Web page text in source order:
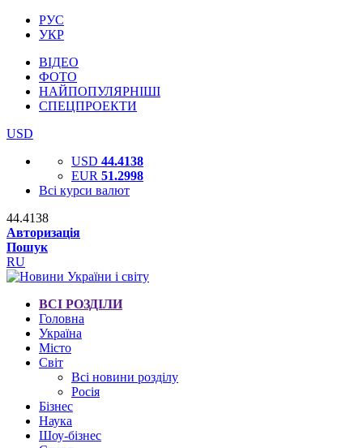
РУС
УКР
ВІДЕО
ФОТО
НАЙПОПУЛЯРНІШІ
СПЕЦПРОЕКТИ
USD
USD 44.4138
EUR 51.2998
Всі курси валют
44.4138
Авторизація
Пошук
RU
ВСІ РОЗДІЛИ
Головна
Україна
Місто
Світ
Всі новини розділу
Росія
Бізнес
Наука
Шоу-бізнес